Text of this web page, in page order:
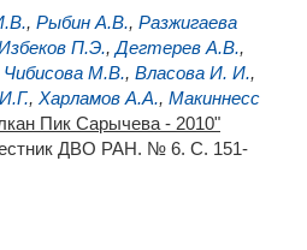
, Рыбин А.В., Разжигаева
П.Э.,Дегтерев А.В.,
Чибисова М.В., Власова И. И.,
, Харламов А.А., Макиннесс
Пик Сарычева - 2010"
ДВО РАН. № 6. С. 151-